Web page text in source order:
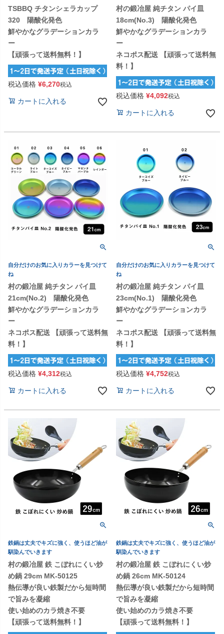
TSBBQ チタンシェラカップ
320 陽酸化発色
鮮やかなグラデーションカラ
ー
【頑張って送料無料！】
税込価格 ¥6,270税込
カートに入れる
村の鍛冶屋 純チタン パイ皿
18cm(No.3) 陽酸化発色
鮮やかなグラデーションカラ
ー
ネコポス配送 【頑張って送料無
料！】
税込価格 ¥4,092税込
カートに入れる
自分だけのお気に入りカラーを見つけて
ね
村の鍛冶屋 純チタン パイ皿
21cm(No.2) 陽酸化発色
鮮やかなグラデーションカラ
ー
ネコポス配送 【頑張って送料無
料！】
税込価格 ¥4,312税込
カートに入れる
自分だけのお気に入りカラーを見つけて
ね
村の鍛冶屋 純チタン パイ皿
23cm(No.1) 陽酸化発色
鮮やかなグラデーションカラ
ー
ネコポス配送 【頑張って送料無
料！】
税込価格 ¥4,752税込
カートに入れる
鉄鍋は丈夫でキズに強く、使うほど油が
馴染んでいきます
村の鍛冶屋 鉄 こぼれにくい炒
め鍋 29cm MK-50125
熱伝導が良い鉄製だから短時間
で旨みを凝縮
使い始めのカラ焼き不要
【頑張って送料無料！】
鉄鍋は丈夫でキズに強く、使うほど油が
馴染んでいきます
村の鍛冶屋 鉄 こぼれにくい炒
め鍋 26cm MK-50124
熱伝導が良い鉄製だから短時間
で旨みを凝縮
使い始めのカラ焼き不要
【頑張って送料無料！】